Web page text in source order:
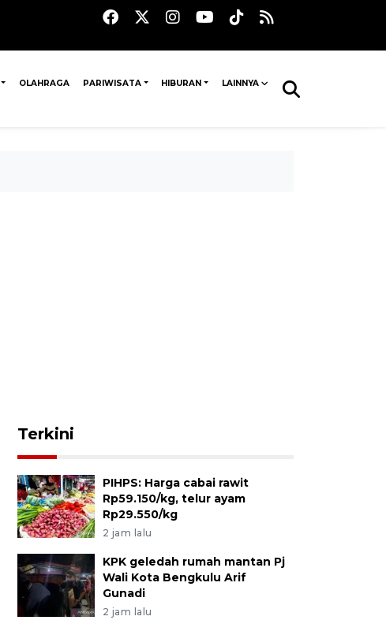
OLAHRAGA PARIWISATA HIBURAN LAINNYA
Terkini
PIHPS: Harga cabai rawit
Rp59.150/kg, telur ayam
Rp29.550/kg
2 jam lalu
KPK geledah rumah mantan Pj
Wali Kota Bengkulu Arif
Gunadi
2 jam lalu